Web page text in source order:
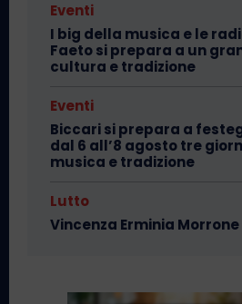
Eventi
I big della musica e le
Faeto si prepara a un
cultura e tradizione
Eventi
Biccari si prepara a
dal 6 all’8 agosto tre
musica e tradizione
Lutto
Vincenza Erminia Morrone